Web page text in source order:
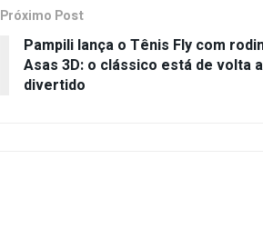
Próximo Post
Pampili lança o Tênis Fly com
Asas 3D: o clássico está de volta
divertido